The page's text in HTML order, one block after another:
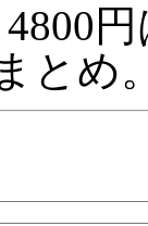
とめ